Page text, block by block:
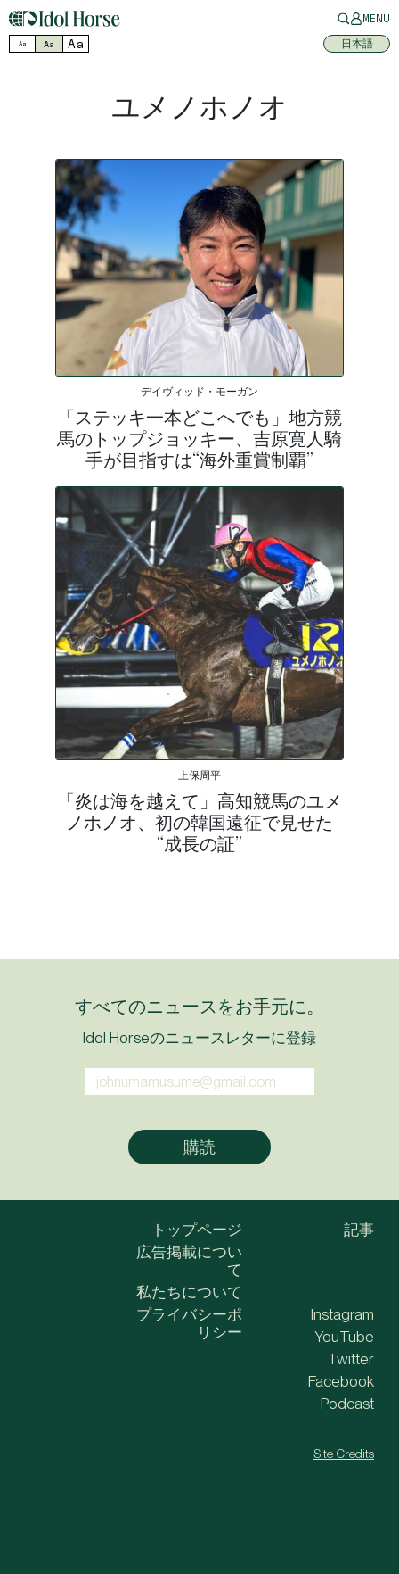
MENU
Aa Aa Aa 日本語
ユメノホノオ
デイヴィッド・モーガン
「ステッキ一本どこへでも」地方競
馬のトップジョッキー、吉原寛人騎
手が目指すは“海外重賞制覇”
上保周平
「炎は海を越えて」高知競馬のユメ
ノホノオ、初の韓国遠征で見せた
“成長の証”
すべてのニュースをお手元に。
Idol Horseのニュースレターに登録
トップページ
広告掲載につい
て
私たちについて
記事
プライバシーポ
リシー
Instagram
YouTube
Twitter
Facebook
Podcast
Site Credits